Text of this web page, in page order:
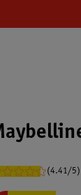
(4.41/5)